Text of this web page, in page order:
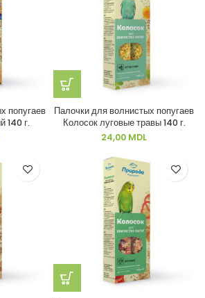
попугаев
140 г.
Палочки для волнистых попугаев
Колосок луговые травы 140 г.
24,00 MDL